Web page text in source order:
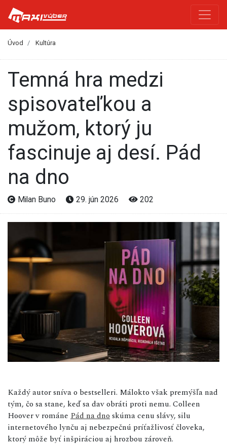
Úvod Kultúra
Temná hra medzi
spisovateľkou a
mužom, ktorý ju
fascinuje aj desí. Pád
na dno
Milan Buno 29. jún 2026 202
Každý autor sníva o bestselleri. Málokto však premýšľa nad
tým, čo sa stane, keď sa dav obráti proti nemu. Colleen
Hoover v románe Pád na dnoskúma cenu slávy, silu
internetového lynču aj nebezpečnú príťažlivosť človeka,
ktorý môže byť inšpiráciou aj hrozbou zároveň.